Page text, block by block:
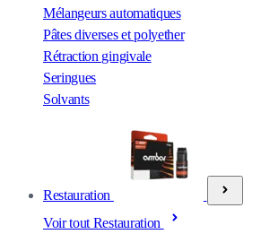
Mélangeurs automatiques
Pâtes diverses et polyether
Rétraction gingivale
Seringues
Solvants
Restauration
Voir tout Restauration